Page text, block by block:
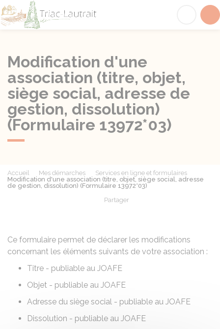
Modification d'une
association (titre, objet,
siège social, adresse de
gestion, dissolution)
(Formulaire 13972*03)
Accueil Mes démarches
Services en ligne et formulaires
Modification d'une association (titre, objet, siège social, adresse
de gestion, dissolution) (Formulaire 13972*03)
Partager
Ce formulaire permet de déclarer les modifications
concernant les éléments suivants de votre association :
Titre - publiable au JOAFE
Objet - publiable au JOAFE
Adresse du siège social - publiable au JOAFE
Dissolution - publiable au JOAFE